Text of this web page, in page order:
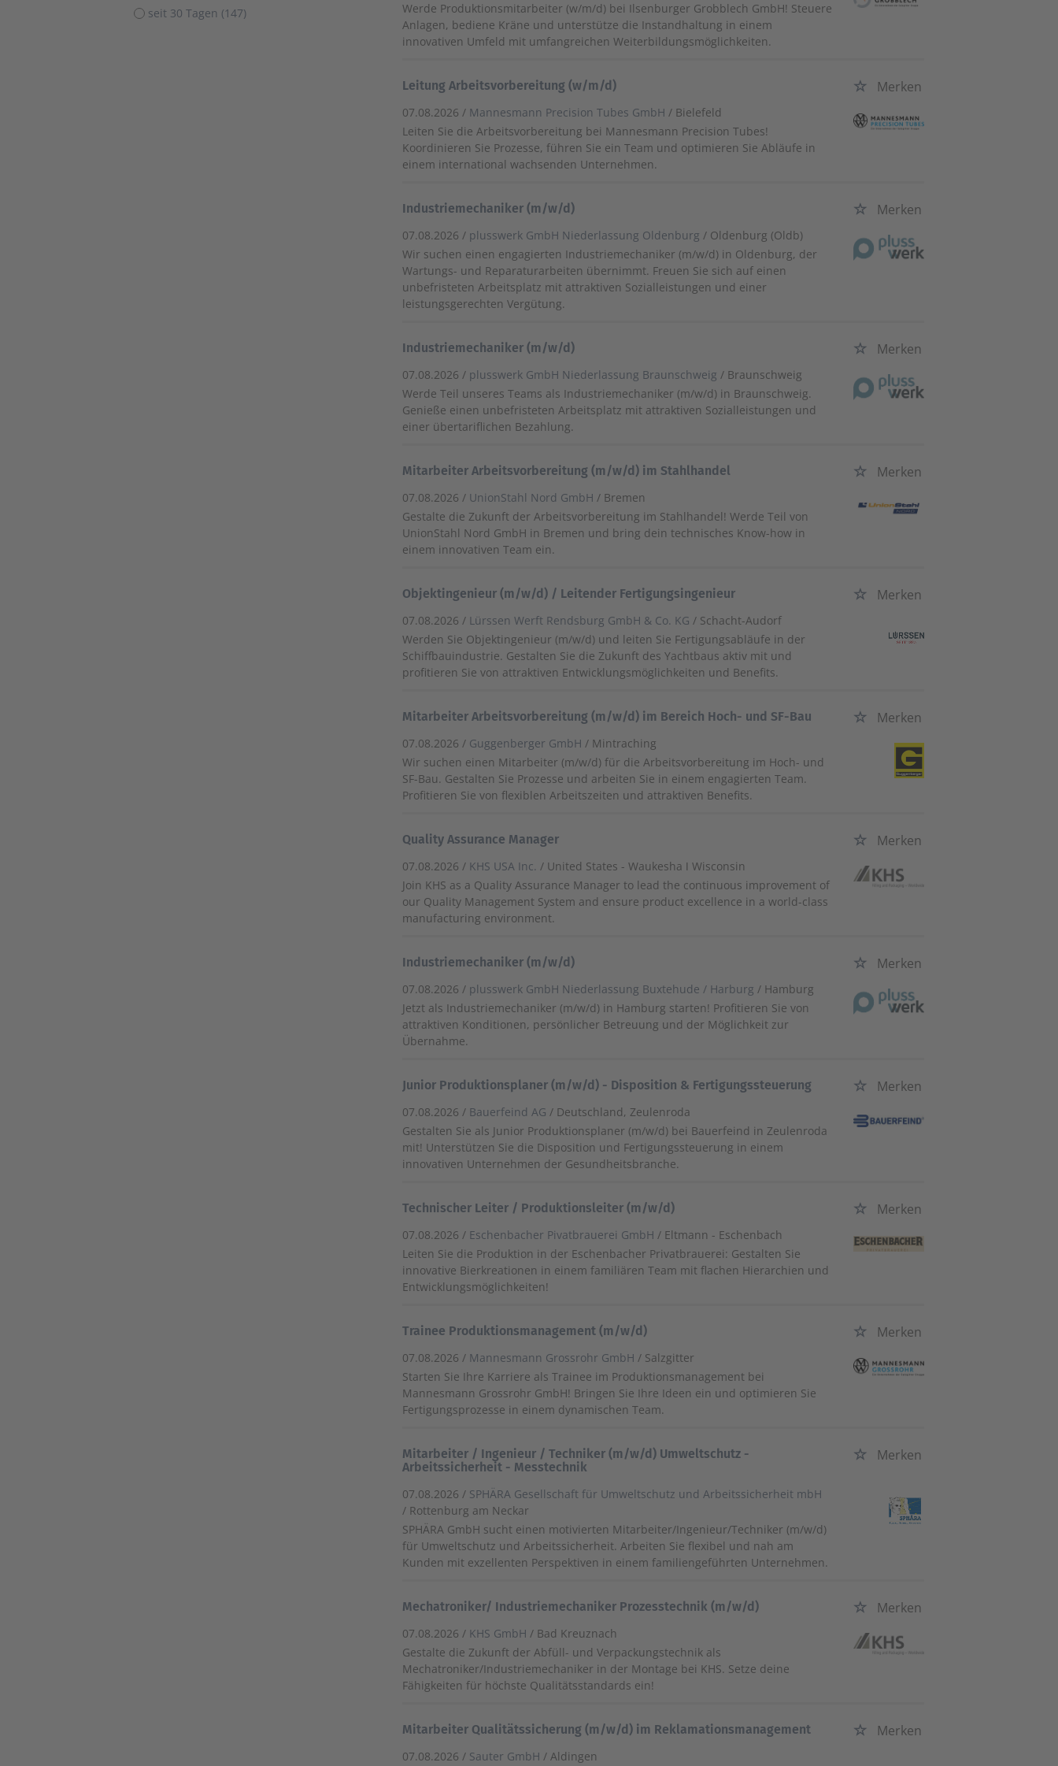
seit 30 Tagen (147)
Werde Produktionsmitarbeiter (w/m/d) bei Ilsenburger Grobblech GmbH! Steuere
Anlagen, bediene Kräne und unterstütze die Instandhaltung in einem
innovativen Umfeld mit umfangreichen Weiterbildungsmöglichkeiten.
Leitung Arbeitsvorbereitung (w/m/d) Merken
07.08.2026 / Mannesmann Precision Tubes GmbH / Bielefeld
Leiten Sie die Arbeitsvorbereitung bei Mannesmann Precision Tubes!
Koordinieren Sie Prozesse, führen Sie ein Team und optimieren Sie Abläufe in
einem international wachsenden Unternehmen.
Industriemechaniker (m/w/d) Merken
07.08.2026 / plusswerk GmbH Niederlassung Oldenburg / Oldenburg (Oldb)
Wir suchen einen engagierten Industriemechaniker (m/w/d) in Oldenburg, der
Wartungs- und Reparaturarbeiten übernimmt. Freuen Sie sich auf einen
unbefristeten Arbeitsplatz mit attraktiven Sozialleistungen und einer
leistungsgerechten Vergütung.
Industriemechaniker (m/w/d) Merken
07.08.2026 / plusswerk GmbH Niederlassung Braunschweig / Braunschweig
Werde Teil unseres Teams als Industriemechaniker (m/w/d) in Braunschweig.
Genieße einen unbefristeten Arbeitsplatz mit attraktiven Sozialleistungen und
einer übertariflichen Bezahlung.
Mitarbeiter Arbeitsvorbereitung (m/w/d) im Stahlhandel Merken
07.08.2026 / UnionStahl Nord GmbH / Bremen
Gestalte die Zukunft der Arbeitsvorbereitung im Stahlhandel! Werde Teil von
UnionStahl Nord GmbH in Bremen und bring dein technisches Know-how in
einem innovativen Team ein.
Objektingenieur (m/w/d) / Leitender Fertigungsingenieur Merken
07.08.2026 / Lürssen Werft Rendsburg GmbH & Co. KG / Schacht-Audorf
Werden Sie Objektingenieur (m/w/d) und leiten Sie Fertigungsabläufe in der
Schiffbauindustrie. Gestalten Sie die Zukunft des Yachtbaus aktiv mit und
profitieren Sie von attraktiven Entwicklungsmöglichkeiten und Benefits.
Mitarbeiter Arbeitsvorbereitung (m/w/d) im Bereich Hoch- und SF-Bau Merken
07.08.2026 / Guggenberger GmbH / Mintraching
Wir suchen einen Mitarbeiter (m/w/d) für die Arbeitsvorbereitung im Hoch- und
SF-Bau. Gestalten Sie Prozesse und arbeiten Sie in einem engagierten Team.
Profitieren Sie von flexiblen Arbeitszeiten und attraktiven Benefits.
Quality Assurance Manager Merken
07.08.2026 / KHS USA Inc. / United States - Waukesha ǀ Wisconsin
Join KHS as a Quality Assurance Manager to lead the continuous improvement of
our Quality Management System and ensure product excellence in a world-class
manufacturing environment.
Industriemechaniker (m/w/d) Merken
07.08.2026 / plusswerk GmbH Niederlassung Buxtehude / Harburg / Hamburg
Jetzt als Industriemechaniker (m/w/d) in Hamburg starten! Profitieren Sie von
attraktiven Konditionen, persönlicher Betreuung und der Möglichkeit zur
Übernahme.
Junior Produktionsplaner (m/w/d) - Disposition & Fertigungssteuerung Merken
07.08.2026 / Bauerfeind AG / Deutschland, Zeulenroda
Gestalten Sie als Junior Produktionsplaner (m/w/d) bei Bauerfeind in Zeulenroda
mit! Unterstützen Sie die Disposition und Fertigungssteuerung in einem
innovativen Unternehmen der Gesundheitsbranche.
Technischer Leiter / Produktionsleiter (m/w/d) Merken
07.08.2026 / Eschenbacher Pivatbrauerei GmbH / Eltmann - Eschenbach
Leiten Sie die Produktion in der Eschenbacher Privatbrauerei: Gestalten Sie
innovative Bierkreationen in einem familiären Team mit flachen Hierarchien und
Entwicklungsmöglichkeiten!
Trainee Produktionsmanagement (m/w/d) Merken
07.08.2026 / Mannesmann Grossrohr GmbH / Salzgitter
Starten Sie Ihre Karriere als Trainee im Produktionsmanagement bei
Mannesmann Grossrohr GmbH! Bringen Sie Ihre Ideen ein und optimieren Sie
Fertigungsprozesse in einem dynamischen Team.
Mitarbeiter / Ingenieur / Techniker (m/w/d) Umweltschutz -
Arbeitssicherheit - Messtechnik
Merken
07.08.2026 / SPHÄRA Gesellschaft für Umweltschutz und Arbeitssicherheit mbH
/ Rottenburg am Neckar
SPHÄRA GmbH sucht einen motivierten Mitarbeiter/Ingenieur/Techniker (m/w/d)
für Umweltschutz und Arbeitssicherheit. Arbeiten Sie flexibel und nah am
Kunden mit exzellenten Perspektiven in einem familiengeführten Unternehmen.
Mechatroniker/ Industriemechaniker Prozesstechnik (m/w/d) Merken
07.08.2026 / KHS GmbH / Bad Kreuznach
Gestalte die Zukunft der Abfüll- und Verpackungstechnik als
Mechatroniker/Industriemechaniker in der Montage bei KHS. Setze deine
Fähigkeiten für höchste Qualitätsstandards ein!
Mitarbeiter Qualitätssicherung (m/w/d) im Reklamationsmanagement Merken
07.08.2026 / Sauter GmbH / Aldingen